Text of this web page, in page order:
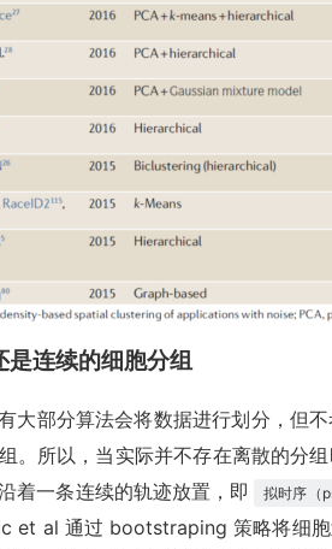
是连续的细胞分组
大部分算法会将数据进行划分，但
。所以，当实际并不存在离散的分
着一条连续的轨迹放置，即
拟时序（
et al 通过 bootstraping 策略将细胞